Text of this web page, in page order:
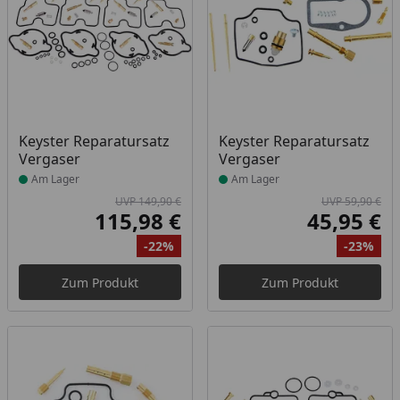
Keyster Reparatursatz
Vergaser
Produkt am Lager
Am Lager
Ursprünglicher Preis
UVP 149,90 €
Aktueller Preis
115,98 €
Rabatt
-22%
Zum Produkt
Keyster Reparatursatz
Vergaser
Produkt am Lager
Am Lager
UVP 59,90 €
45,95 €
-23%
Zum Produkt